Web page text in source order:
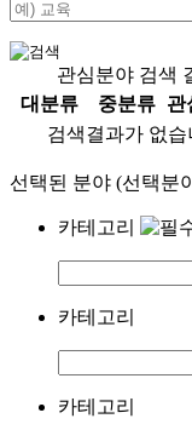
관심분야 검색
대분류
중분류
관
검색결과가 없습
선택된 분야 (선택분
카테고리
카테고리
카테고리